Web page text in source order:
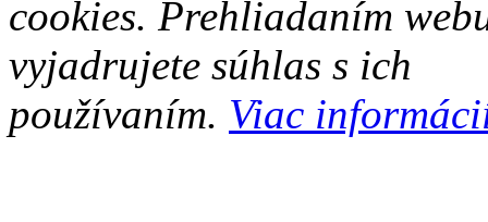
cookies. Prehliadaním
vyjadrujete súhlas s ich
používaním. Viac